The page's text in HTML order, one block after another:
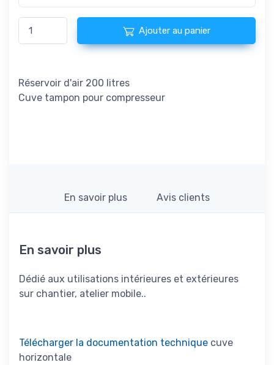
Ajouter au panier
Réservoir d'air 200 litres
Cuve tampon pour compresseur
En savoir plus Avis clients
En savoir plus
Dédié aux utilisations intérieures et extérieures
sur chantier, atelier mobile..
Télécharger la documentation technique cuve
horizontale